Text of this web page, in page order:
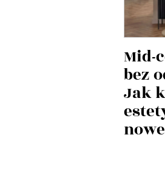
Mid-
bez
Jak